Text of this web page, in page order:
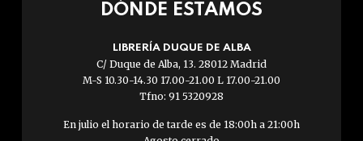
DÓNDE ESTAMOS
LIBRERÍA DUQUE DE ALBA
C/ Duque de Alba, 13. 28012 Madrid
M-S 10.30-14.30 17.00-21.00 L 17.00-21.00
Tfno: 91 5320928
En julio el horario de tarde es de 18:00h a 21:00h